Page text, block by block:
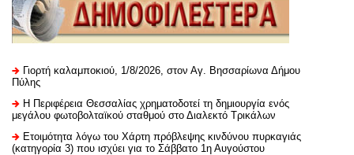
Γιορτή καλαμποκιού, 1/8/2026, στον Αγ. Βησσαρίωνα Δήμου
Πύλης
H Περιφέρεια Θεσσαλίας χρηματοδοτεί τη δημιουργία ενός
μεγάλου φωτοβολταϊκού σταθμού στο Διαλεκτό Τρικάλων
Ετοιμότητα λόγω του Χάρτη πρόβλεψης κινδύνου πυρκαγιάς
(κατηγορία 3) που ισχύει για το Σάββατο 1η Αυγούστου